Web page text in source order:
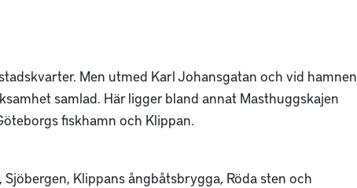
Men utmed Karl Johansgatan och vid hamnen
samlad. Här ligger bland annat Masthuggskajen
fiskhamn och Klippan.
Klippans ångbåtsbrygga, Röda sten och